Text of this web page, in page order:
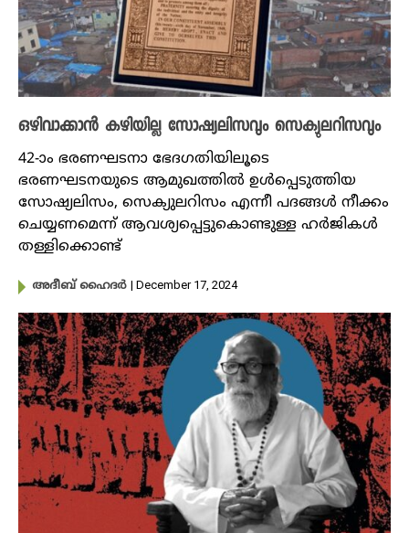
ഒഴിവാക്കാൻ കഴിയില്ല സോഷ്യലിസവും സെക്യുലറിസവും
42-ാം ഭരണഘടനാ ഭേദഗതിയിലൂടെ
ഭരണഘടനയുടെ ആമുഖത്തിൽ ഉൾപ്പെടുത്തിയ
സോഷ്യലിസം, സെക്യുലറിസം എന്നീ പദങ്ങൾ നീക്കം
ചെയ്യണമെന്ന് ആവശ്യപ്പെട്ടുകൊണ്ടുള്ള ഹർജികൾ
തള്ളിക്കൊണ്ട്
അദീബ് ഹൈദര്‍ | December 17, 2024